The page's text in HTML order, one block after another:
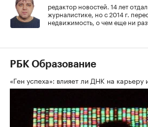
редактор новостей. 14 лет
журналистике, но с 2014 г.
недвижимость, о чем еще ни
РБК Образование
«Ген успеха»: влияет ли ДНК на карьеру